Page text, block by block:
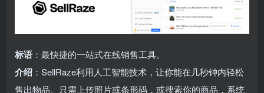
标语 ：最快捷的一站式在线销售工具。
介绍 ：SellRaze利用人工智能技术，让你能在几秒钟内轻松
售出物品。只需上传照片或条形码，或搜索你的商品，系统